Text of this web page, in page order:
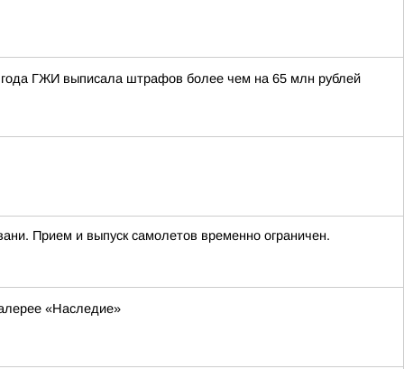
года ГЖИ выписала штрафов более чем на 65 млн рублей
Прием и выпуск самолетов временно ограничен.
«Наследие»